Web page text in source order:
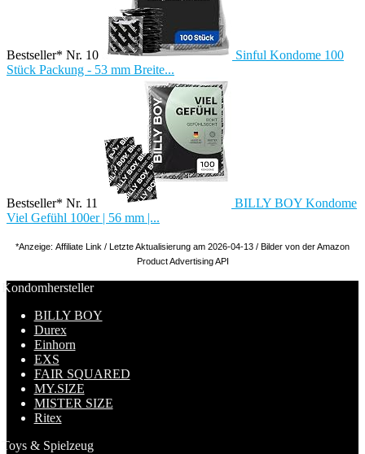
Bestseller* Nr. 10
Sinful Kondome 100
Stück Packung - 53 mm Breite...
Bestseller* Nr. 11
BILLY BOY Kondome
Viel Gefühl 100er | 56 mm |...
*Anzeige: Affiliate Link / Letzte Aktualisierung am 2026-04-13 / Bilder von der Amazon
Product Advertising API
Kondomhersteller
BILLY BOY
Durex
Einhorn
EXS
FAIR SQUARED
MY.SIZE
MISTER SIZE
Ritex
Toys & Spielzeug